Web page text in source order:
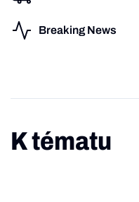
Breaking News
K tématu